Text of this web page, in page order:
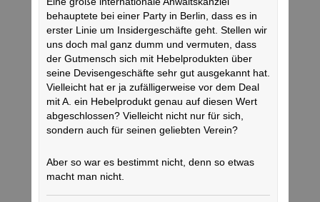
behauptete bei einer Party in Berlin, dass es in
erster Linie um Insidergeschäfte geht. Stellen wir
uns doch mal ganz dumm und vermuten, dass
der Gutmensch sich mit Hebelprodukten über
seine Devisengeschäfte sehr gut ausgekannt hat.
Vielleicht hat er ja zufälligerweise vor dem Deal
mit A. ein Hebelprodukt genau auf diesen Wert
abgeschlossen? Vielleicht nicht nur für sich,
sondern auch für seinen geliebten Verein?
Aber so war es bestimmt nicht, denn so etwas
macht man nicht.